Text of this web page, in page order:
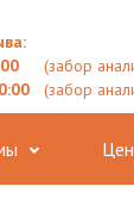
(забор
(забор